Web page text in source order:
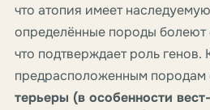
что атопия имеет
определённые породы болеют
что подтверждает роль генов.
предрасположенным породам
терьеры (в особенности